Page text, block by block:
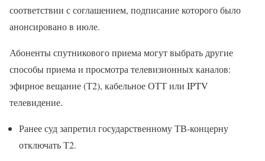
соответствии с соглашением, подписание которого было
анонсировано в июле.
Абоненты спутникового приема могут выбрать другие
способы приема и просмотра телевизионных каналов:
эфирное вещание (Т2), кабельное ОТТ или IPTV
телевидение.
Ранее суд запретил государственному ТВ-концерну
отключать Т2.